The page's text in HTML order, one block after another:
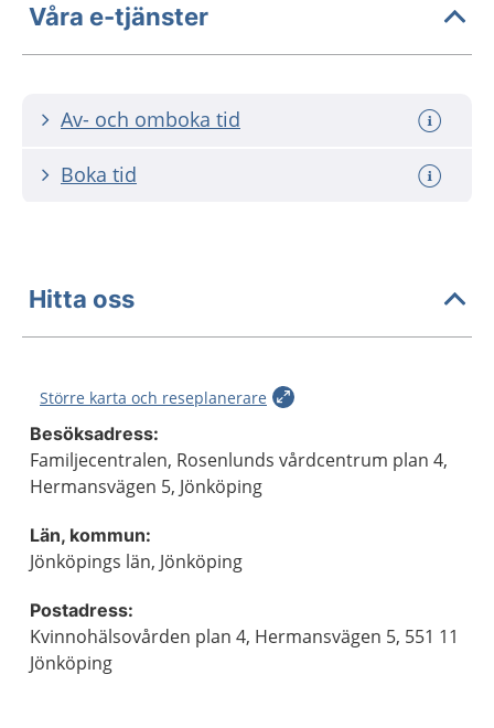
Våra e-tjänster
Av- och omboka tid
Boka tid
Hitta oss
Större karta och reseplanerare
Besöksadress:
Familjecentralen, Rosenlunds vårdcentrum plan 4,
Hermansvägen 5, Jönköping
Län, kommun:
Jönköpings län, Jönköping
Postadress:
Kvinnohälsovården plan 4, Hermansvägen 5, 551 11
Jönköping